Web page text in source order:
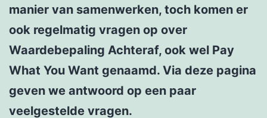
manier van samenwerken, toch komen er
ook regelmatig vragen op over
Waardebepaling Achteraf, ook wel Pay
What You Want genaamd. Via deze pagina
geven we antwoord op een paar
veelgestelde vragen.